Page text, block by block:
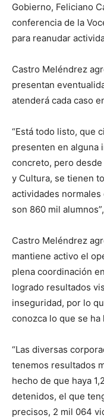
Gobierno, Feliciano
conferencia de la
para reanudar
Castro Meléndrez
presentan
atenderá cada caso
“Está todo listo, que
presenten en alguna
concreto, pero
y Cultura, se tienen
actividades
son 860 mil
Castro Meléndrez
mantiene activo el
plena coordinación
logrado resultados
inseguridad, por lo
conozca lo que se ha
“Las diversas
tenemos resultados
hecho de que haya
detenidos, el que
precisos, 2 mil 064